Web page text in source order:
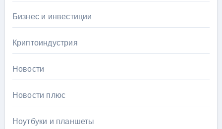
Бизнес и инвестиции
Криптоиндустрия
Новости
Новости плюс
Ноутбуки и планшеты